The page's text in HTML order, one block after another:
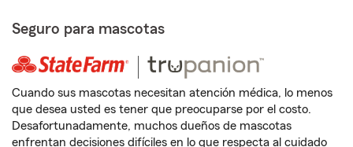
Seguro para mascotas
Cuando sus mascotas necesitan atención médica, lo menos
que desea usted es tener que preocuparse por el costo.
Desafortunadamente, muchos dueños de mascotas
enfrentan decisiones difíciles en lo que respecta al cuidado